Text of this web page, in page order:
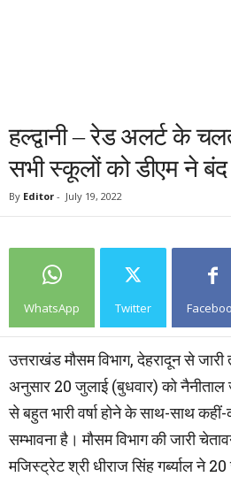
हल्द्वानी – रेड अलर्ट के
सभी स्कूलों को डीएम ने
By Editor - July 19, 2022
WhatsApp Twitter
उत्तराखंड मौसम विभाग, देहरादून से जारी
अनुसार 20 जुलाई (बुधवार) को नैनीताल
से बहुत भारी वर्षा होने के साथ-साथ
सम्भावना है। मौसम विभाग की जारी
मजिस्ट्रेट श्री धीराज सिंह गर्ब्याल ने